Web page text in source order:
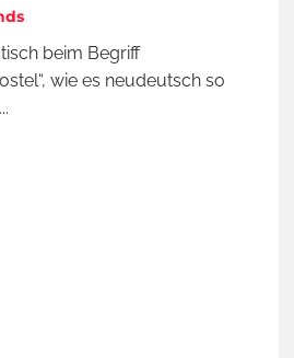
beim Begriff
wie es neudeutsch so
...